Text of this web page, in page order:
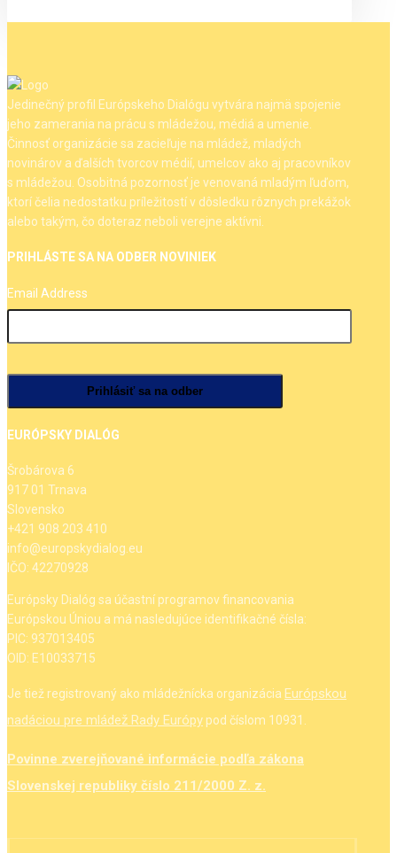
Jedinečný profil Európskeho Dialógu vytvára najmä spojenie
jeho zamerania na prácu s mládežou, médiá a umenie.
Činnosť organizácie sa zacieľuje na mládež, mladých
novinárov a ďalších tvorcov médií, umelcov ako aj pracovníkov
s mládežou. Osobitná pozornosť je venovaná mladým ľuďom,
ktorí čelia nedostatku príležitostí v dôsledku rôznych prekážok
alebo takým, čo doteraz neboli verejne aktívni.
PRIHLÁSTE SA NA ODBER NOVINIEK
Email Address
EURÓPSKY DIALÓG
Šrobárova 6
917 01 Trnava
Slovensko
+421 908 203 410
info@europskydialog.eu
IČO: 42270928
Európsky Dialóg sa účastní programov financovania
Európskou Úniou a má nasledujúce identifikačné čísla:
PIC: 937013405
OID: E10033715
Je tiež registrovaný ako mládežnícka organizácia Európskou
nadáciou pre mládež Rady Európy pod číslom 10931.
Povinne zverejňované informácie podľa zákona
Slovenskej republiky číslo 211/2000 Z. z.